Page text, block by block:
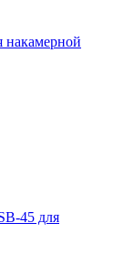
накамерной
45 для